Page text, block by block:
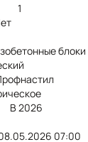
1
Нет
блоки
профнастил
в 2026
08.05.2026 07:00